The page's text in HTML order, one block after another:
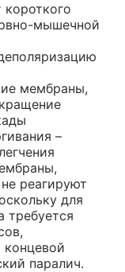
мышечной
мембраны,
–
реагируют
для
требуется
паралич.